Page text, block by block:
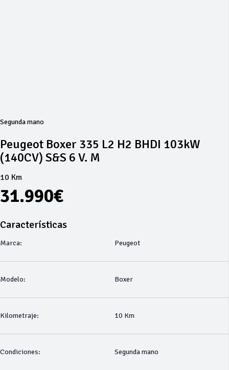
Segunda mano
Peugeot Boxer 335 L2 H2 BHDI 103kW
(140CV) S&S 6 V. M
10 Km
31.990€
Características
Marca: Peugeot
Modelo: Boxer
Kilometraje: 10 Km
Condiciones: Segunda mano